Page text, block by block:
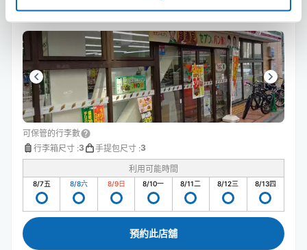
本日營業時間: 00:00〜00:00
可保管的行李數
行李箱尺寸 :3 手提包尺寸 :3
利用可能時間
8/7五 8/8六 8/9日 8/10一 8/11二 8/12三 8/13四
預約此店舖